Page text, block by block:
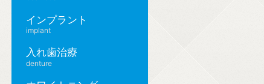
インプラント
implant
入れ歯治療
denture